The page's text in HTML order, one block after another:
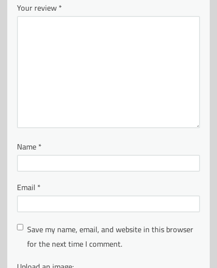
Your review*
Name*
Email *
Save my name, email, and website in this browser
for the next time I comment.